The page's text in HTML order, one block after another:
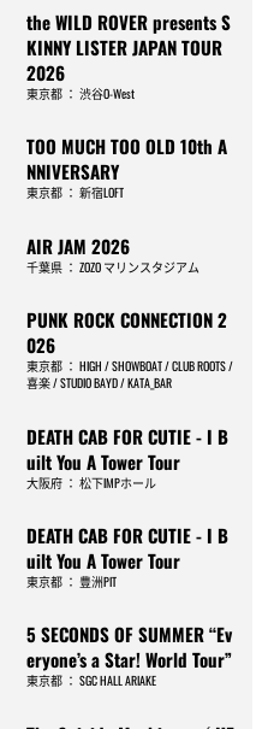
the WILD ROVER presents S
KINNY LISTER JAPAN TOUR
2026
東京都 ：渋谷O-West
TOO MUCH TOO OLD 10th A
NNIVERSARY
東京都 ：新宿LOFT
AIR JAM 2026
千葉県 ：ZOZO マリンスタジアム
PUNK ROCK CONNECTION 2
026
東京都 ：HIGH / SHOWBOAT / CLUB ROOTS /
喜楽 / STUDIO BAYD / KATA_BAR
DEATH CAB FOR CUTIE - I B
uilt You A Tower Tour
大阪府 ：松下IMPホール
DEATH CAB FOR CUTIE - I B
uilt You A Tower Tour
東京都 ：豊洲PIT
5 SECONDS OF SUMMER “Ev
eryone’s a Star! World Tour”
東京都 ：SGC HALL ARIAKE